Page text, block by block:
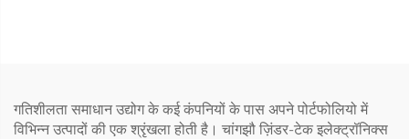
गतिशीलता समाधान उद्योग के कई कंपनियों के पास अपने पोर्टफोलियो में
विभिन्न उत्पादों की एक श्रृंखला होती है। चांगझौ ज़िंडर-टेक इलेक्ट्रॉनिक्स